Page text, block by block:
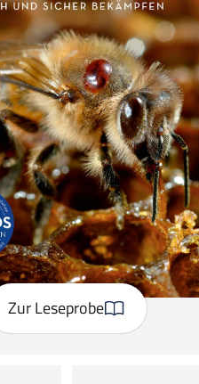
Zur Leseprobe